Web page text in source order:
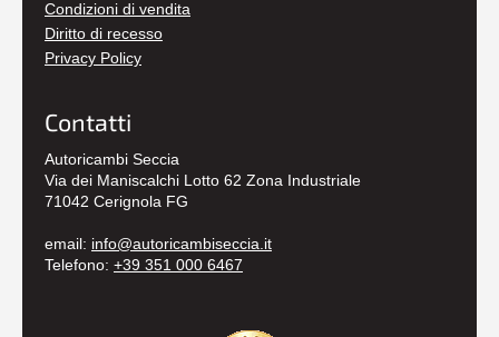
Condizioni di vendita
Diritto di recesso
Privacy Policy
Contatti
Autoricambi Seccia
Via dei Maniscalchi Lotto 62 Zona Industriale
71042 Cerignola FG
email: info@autoricambiseccia.it
Telefono: +39 351 000 6467